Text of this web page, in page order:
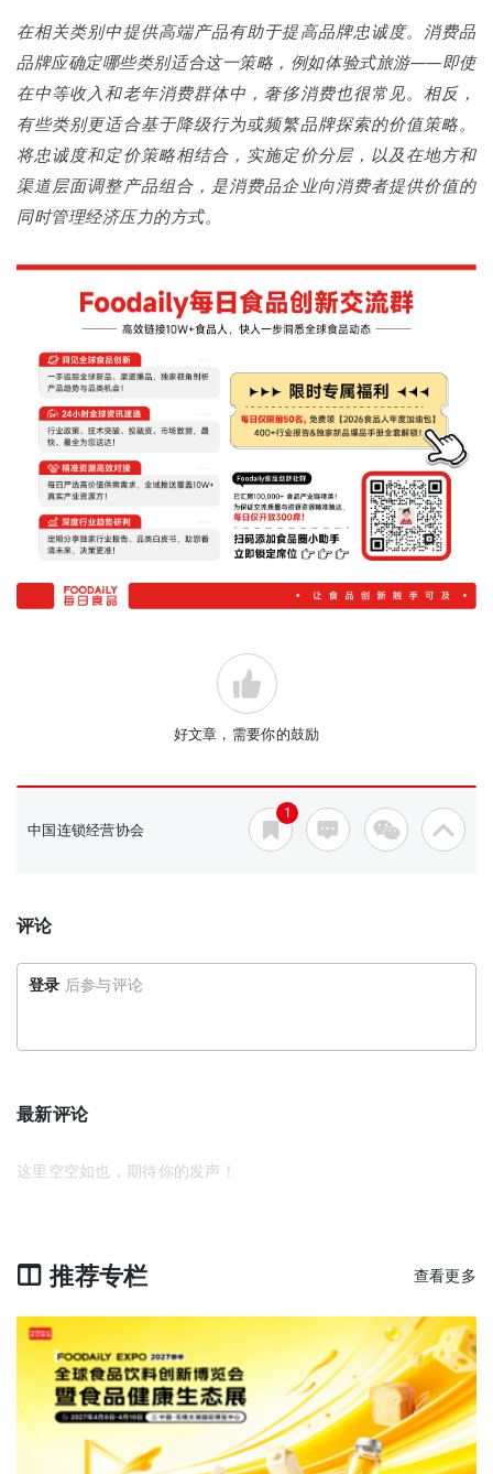
在相关类别中提供高端产品有助于提高品牌忠诚度。消费品
品牌应确定哪些类别适合这一策略，例如体验式旅游——即使
在中等收入和老年消费群体中，奢侈消费也很常见。相反，
有些类别更适合基于降级行为或频繁品牌探索的价值策略。
将忠诚度和定价策略相结合，实施定价分层，以及在地方和
渠道层面调整产品组合，是消费品企业向消费者提供价值的
同时管理经济压力的方式。
好文章，需要你的鼓励
中国连锁经营协会
1
评论
登录 后参与评论
最新评论
这里空空如也，期待你的发声！
推荐专栏 查看更多